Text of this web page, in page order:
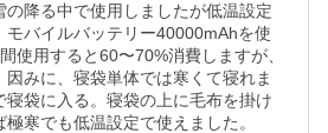
の降る中で使用しましたが低温設定
モバイルバッテリー40000mAhを使
使用すると60〜70%消費しますが、
みに、寝袋単体では寒くて寝れま
袋に入る。寝袋の上に毛布を掛け
極寒でも低温設定で使えました。